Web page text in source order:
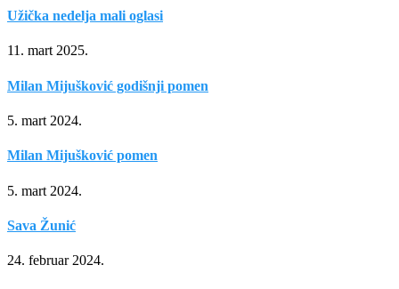
Užička nedelja mali oglasi
11. mart 2025.
Milan Mijušković godišnji pomen
5. mart 2024.
Milan Mijušković pomen
5. mart 2024.
Sava Žunić
24. februar 2024.